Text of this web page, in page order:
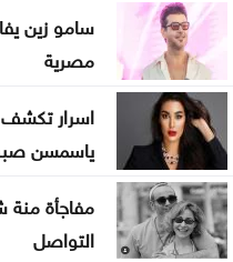
سامو زين
مصرية
اسرار
ياسمسن
مفاجأة منة
التواصل